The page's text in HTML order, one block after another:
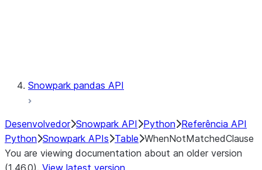
Snowpark pandas API
Desenvolvedor Snowpark API Python Referência API
Python Snowpark APIs Table WhenNotMatchedClause
You are viewing documentation about an older version
(1.46.0). View latest version